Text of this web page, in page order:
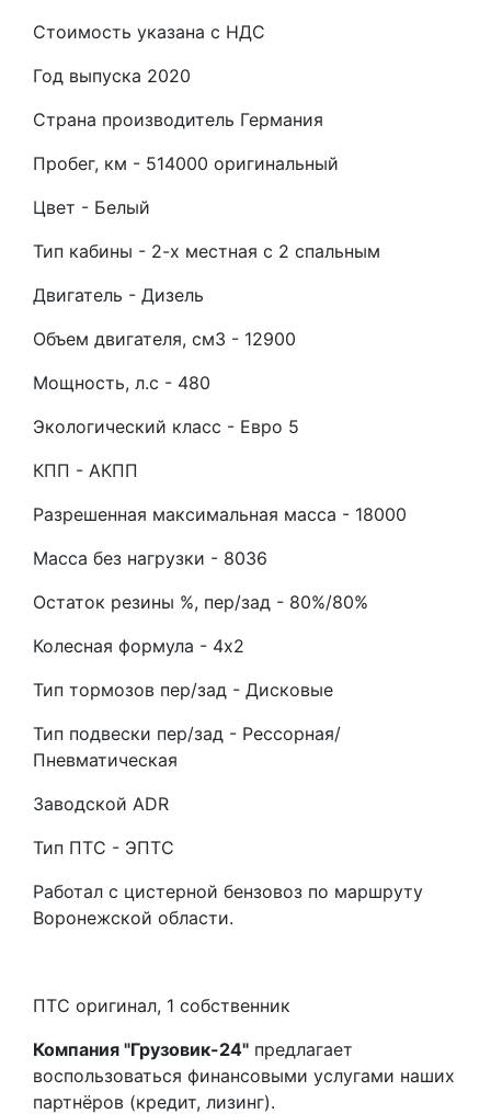
Стоимость указана с НДС
Год выпуска 2020
Страна производитель Германия
Пробег, км - 514000 оригинальный
Цвет - Белый
Тип кабины - 2-х местная с 2 спальным
Двигатель - Дизель
Объем двигателя, см3 - 12900
Мощность, л.с - 480
Экологический класс - Евро 5
КПП - АКПП
Разрешенная максимальная масса - 18000
Масса без нагрузки - 8036
Остаток резины %, пер/зад - 80%/80%
Колесная формула - 4х2
Тип тормозов пер/зад - Дисковые
Тип подвески пер/зад - Рессорная/
Пневматическая
Заводской ADR
Тип ПТС - ЭПТС
Работал с цистерной бензовоз по маршруту
Воронежской области.
ПТС оригинал, 1 собственник
Компания "Грузовик-24" предлагает
воспользоваться финансовыми услугами наших
партнёров (кредит, лизинг).